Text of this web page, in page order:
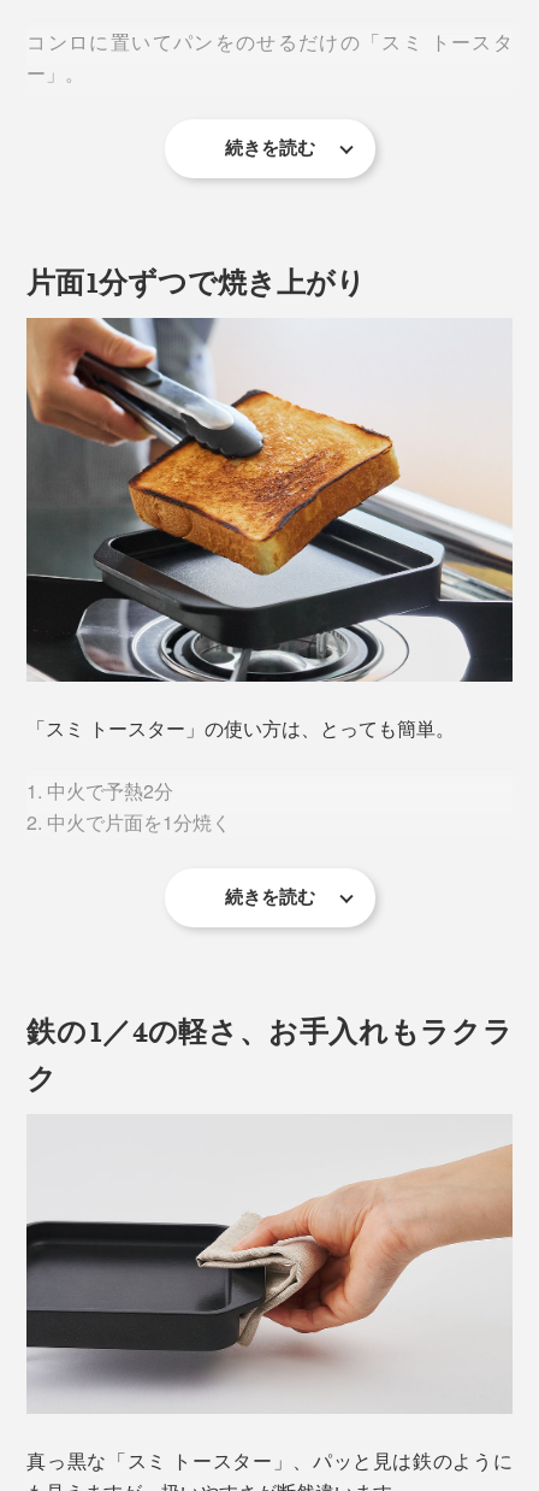
コンロに置いてパンをのせるだけの「スミ トースタ
ー」。
フライパン感覚で手軽に焼けるのに、「え？いつものト
秘密は、純度99.9％の「炭プレート（カーボングラファ
イト）」。
カーボングラファイトは、原料のコークスを約1000℃
で１か月間焼成、約3000℃で約2ヶ月間熱処理をし、不
純物を飛ばし、水圧でギュッと圧縮したもの。
できあがった炭素の塊を削り出して研磨し、コーティン
グするまで約1ヶ月。日本の職人たちが約4ヶ月がかりで
製造しています。
高純度で高密度、手間暇かけたジャパンクオリティーの
「炭プレート」のおかげで、発する遠赤外線はより強
く、ムラなく。水分を閉じこめたまま焼き上がります。
炭は加熱すると強い遠赤外線を発し、その波長の長さ
で、内部まで一気に熱が届くから。食材の中心に熱が伝
わる早さは、一般的なフライパンの約２倍。
表面だけではなく、分子を振動させ、内部からも加熱す
ることで、「外パリッ、内しっとり」に。
続きを読む
片面1分ずつで焼き上がり
「スミ トースター」の使い方は、とっても簡単。
1. 中火で予熱2分
2. 中火で片面を1分焼く
3. パンを裏返して1分焼く
やパンの厚さにもよりますが、電気トースターとさして
変わらない時間で焼き上がります。
チーズトーストは、片面を焼いた後、プレートにチーズ
を入れてパンを乗せ、焼き目がつくまで1、2分。
続きを読む
鉄の1／4の軽さ、お手入れもラクラ
ク
真っ黒な「スミ トースター」、パッと見は鉄のように